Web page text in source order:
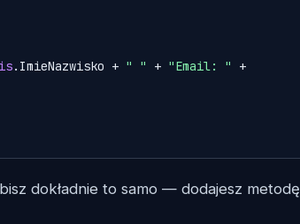
.ImieNazwisko + " " + "Email: "
dokładnie to samo — dodajesz metodę